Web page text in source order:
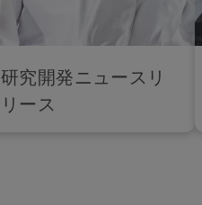
研究開発ニュースリ
リース